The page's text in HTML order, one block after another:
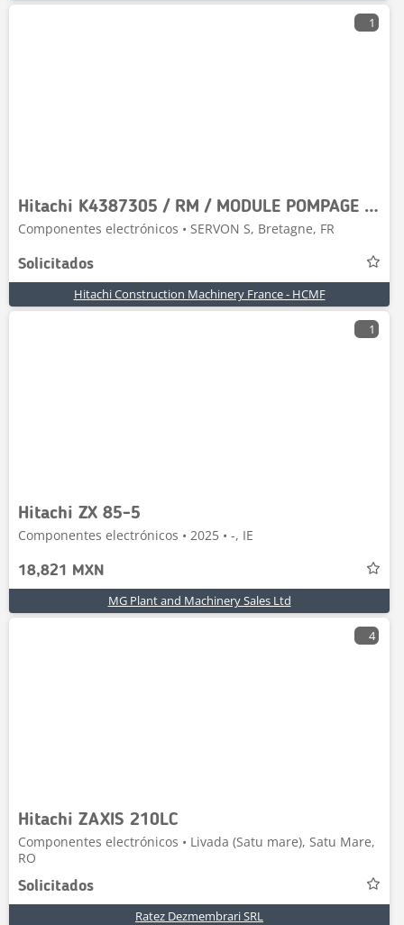
1
Hitachi K4387305 / RM / MODULE POMPAGE ADBLUE ZW310-6
Componentes electrónicos • SERVON S, Bretagne, FR
Solicitados
Hitachi Construction Machinery France - HCMF
1
Hitachi ZX 85-5
Componentes electrónicos • 2025 • -, IE
18,821 MXN
MG Plant and Machinery Sales Ltd
4
Hitachi ZAXIS 210LC
Componentes electrónicos • Livada (Satu mare), Satu Mare,
RO
Solicitados
Ratez Dezmembrari SRL